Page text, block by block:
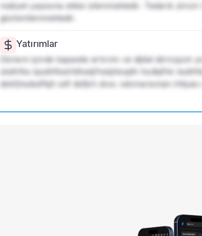
maliyet yapısına etkisi izlenmektedir. Tedarik
gözlemlenmektedir.
Yatırımlar
Dönem içinde kapasite artırımı ve dijital
skdhfks kjsdhfkskfdhskjfhskjhksjdh hsdkjfhk
dskfjhsdsdfkjh sdf dsfjkh dcsc sdcinansman